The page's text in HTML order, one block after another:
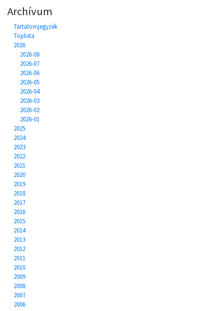
Archívum
Tartalomjegyzék
Toplista
2026
2026-08
2026-07
2026-06
2026-05
2026-04
2026-03
2026-02
2026-01
2025
2024
2023
2022
2021
2020
2019
2018
2017
2016
2015
2014
2013
2012
2011
2010
2009
2008
2007
2006